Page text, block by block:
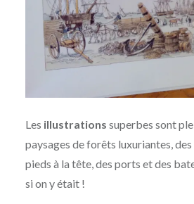
Les illustrations superbes sont
paysages de forêts luxuriantes,
pieds à la tête, des ports et des
si on y était !